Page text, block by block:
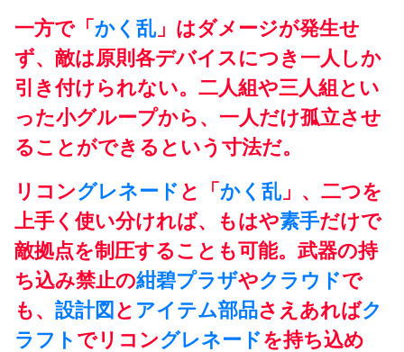
一方で「かく乱」はダメージが発生せ
ず、敵は原則各デバイスにつき一人しか
引き付けられない。二人組や三人組とい
った小グループから、一人だけ孤立させ
ることができるという寸法だ。
リコングレネードと「かく乱」、二つを
上手く使い分ければ、もはや素手だけで
敵拠点を制圧することも可能。武器の持
ち込み禁止の紺碧プラザやクラウドで
も、 設計図 と アイテム部品さえあればク
ラフト でリコングレネードを持ち込め